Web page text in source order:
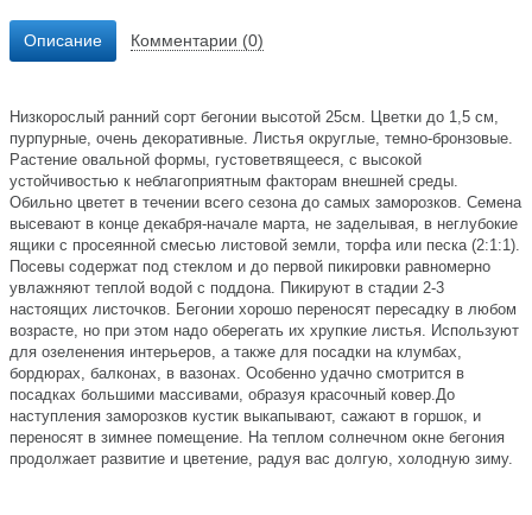
Описание Комментарии (0)
Низкорослый ранний сорт бегонии высотой 25см. Цветки до 1,5 см,
пурпурные, очень декоративные. Листья округлые, темно-бронзовые.
Растение овальной формы, густоветвящееся, с высокой
устойчивостью к неблагоприятным факторам внешней среды.
Обильно цветет в течении всего сезона до самых заморозков. Семена
высевают в конце декабря-начале марта, не заделывая, в неглубокие
ящики с просеянной смесью листовой земли, торфа или песка (2:1:1).
Посевы содержат под стеклом и до первой пикировки равномерно
увлажняют теплой водой с поддона. Пикируют в стадии 2-3
настоящих листочков. Бегонии хорошо переносят пересадку в любом
возрасте, но при этом надо оберегать их хрупкие листья. Используют
для озеленения интерьеров, а также для посадки на клумбах,
бордюрах, балконах, в вазонах. Особенно удачно смотрится в
посадках большими массивами, образуя красочный ковер.До
наступления заморозков кустик выкапывают, сажают в горшок, и
переносят в зимнее помещение. На теплом солнечном окне бегония
продолжает развитие и цветение, радуя вас долгую, холодную зиму.